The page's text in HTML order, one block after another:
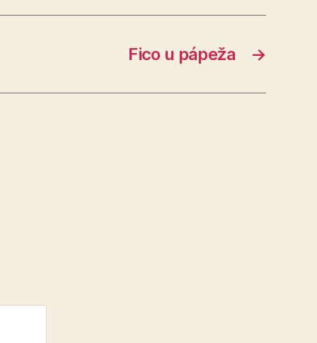
→
Fico u pápeža